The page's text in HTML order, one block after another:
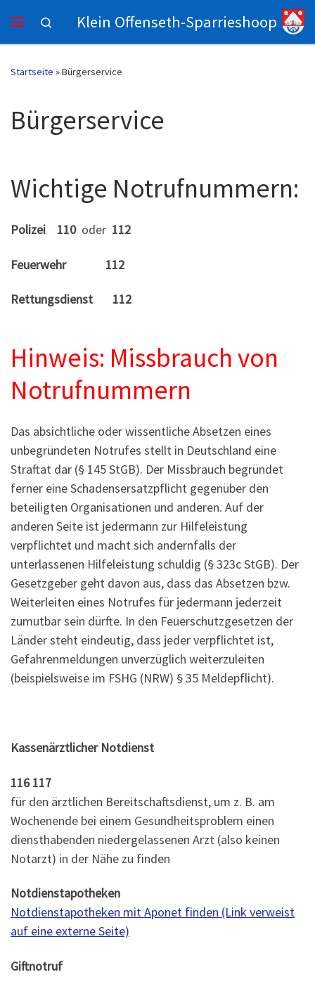
Zum Inhalt springenKlein Offenseth-Sparrieshoop
Search
Startseite »Bürgerservice
Bürgerservice
Wichtige Notrufnummern:
Polizei 110oder 112
Feuerwehr 112
Rettungsdienst 112
Hinweis: Missbrauch von
Notrufnummern
Das absichtliche oder wissentliche Absetzen eines
unbegründeten Notrufes stellt in Deutschland eine
Straftat dar (§ 145 StGB). Der Missbrauch begründet
ferner eine Schadensersatzpflicht gegenüber den
beteiligten Organisationen und anderen. Auf der
anderen Seite ist jedermann zur Hilfeleistung
verpflichtet und macht sich andernfalls der
unterlassenen Hilfeleistung schuldig (§ 323c StGB). Der
Gesetzgeber geht davon aus, dass das Absetzen bzw.
Weiterleiten eines Notrufes für jedermann jederzeit
zumutbar sein dürfte. In den Feuerschutzgesetzen der
Länder steht eindeutig, dass jeder verpflichtet ist,
Gefahrenmeldungen unverzüglich weiterzuleiten
(beispielsweise im FSHG (NRW) § 35 Meldepflicht).
Kassenärztlicher Notdienst
116 117
für den ärztlichen Bereitschaftsdienst, um z. B. am
Wochenende bei einem Gesundheitsproblem einen
diensthabenden niedergelassenen Arzt (also keinen
Notarzt) in der Nähe zu finden
Notdienstapotheken
Notdienstapotheken mit Aponet finden (Link verweist
auf eine externe Seite)
Giftnotruf